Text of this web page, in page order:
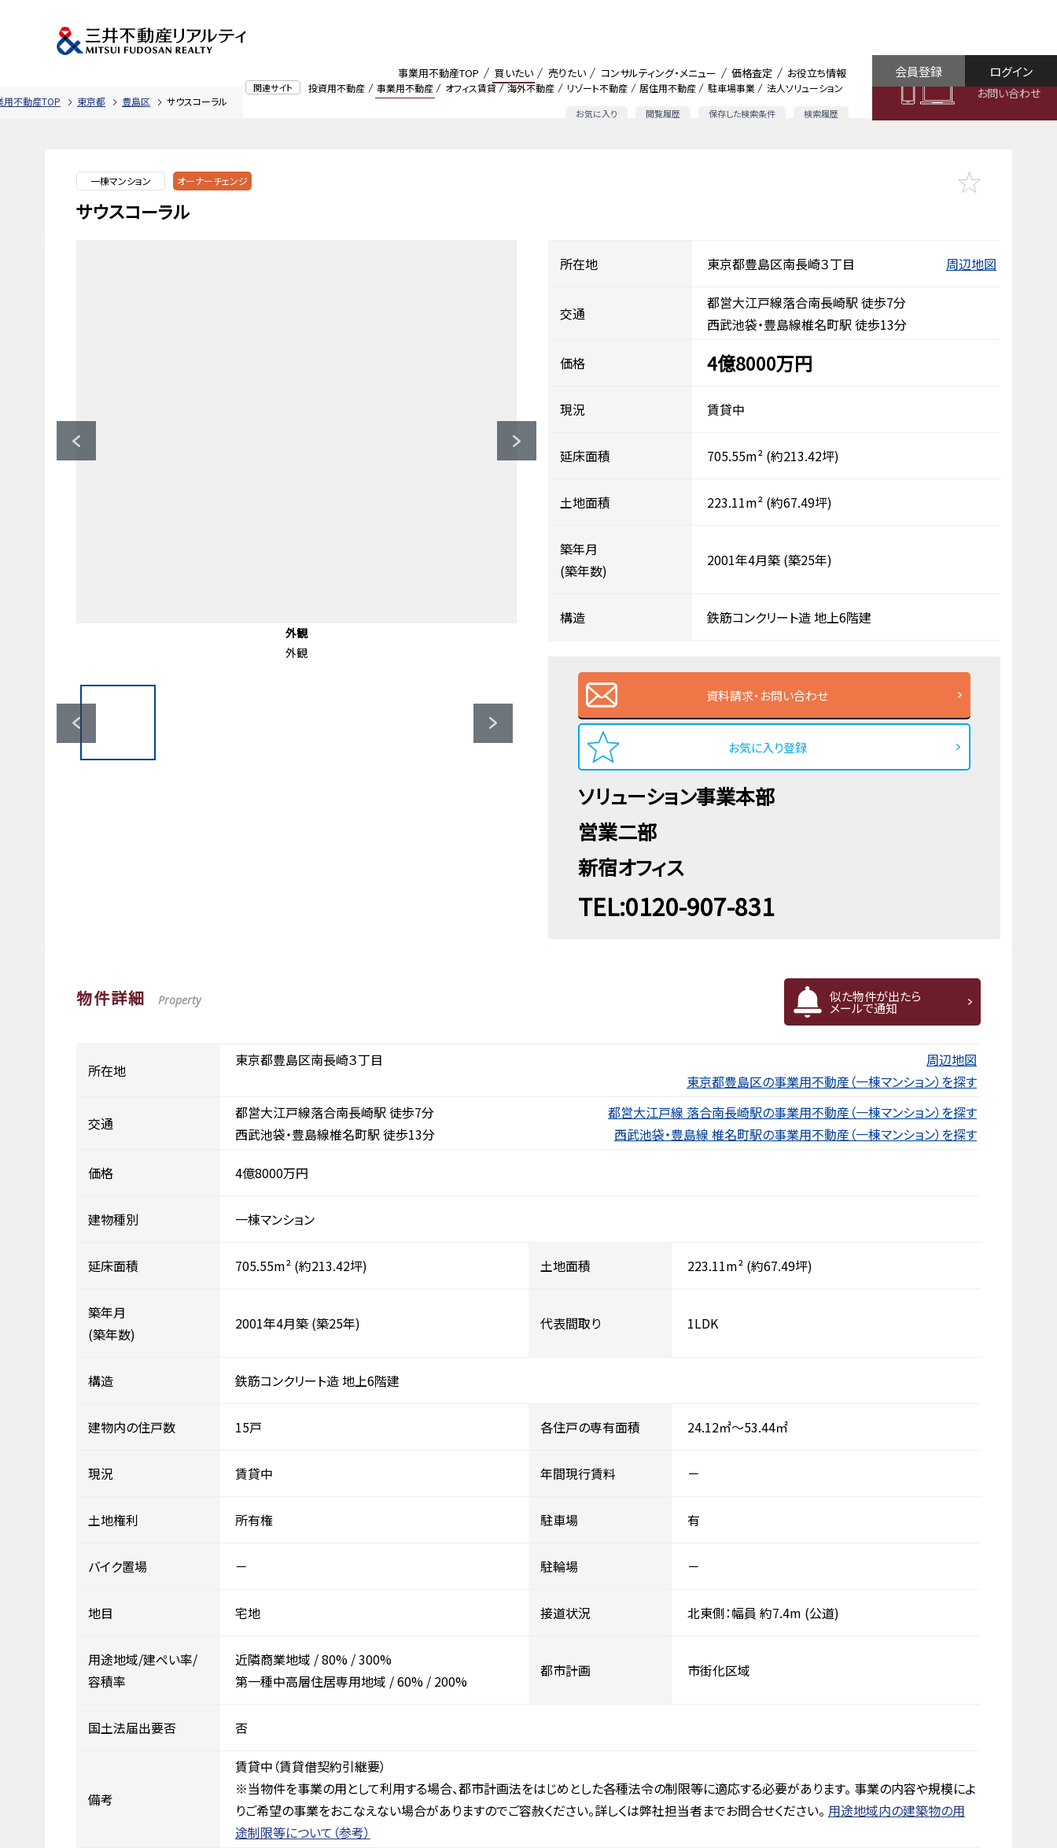
関連サイト 投資用不動産 事業用不動産 オフィス賃貸 海外不動産 リゾート不動産 居住用不動産 駐車場事業 法人ソリューション
お気に入り 閲覧履歴 保存した検索条件 検索履歴
事業用不動産TOP 買いたい 売りたい コンサルティング・メニュー 価格査定 お役立ち情報
お問い合わせ
ログイン
会員登録
用不動産TOP 東京都 豊島区 サウスコーラル
一棟マンション オーナーチェンジ
サウスコーラル
外観
外観
外観
外観
外観
外観
その他
駐輪場
駐車場
駐車場
前面道路含む外観
前面道路含む外観
所在地 東京都豊島区南長崎３丁目 周辺地図
交通
都営大江戸線落合南長崎駅 徒歩7分
西武池袋・豊島線椎名町駅 徒歩13分
価格 4億8000万円
現況 賃貸中
延床面積 705.55m² (約213.42坪)
土地面積 223.11m² (約67.49坪)
築年月
(築年数)
2001年4月築 (築25年)
構造 鉄筋コンクリート造地上6階建
資料請求・お問い合わせ
お気に入り登録
ソリューション事業本部
営業二部
新宿オフィス
TEL:0120-907-831
物件詳細 Property 似た物件が出たら
メールで通知
所在地
東京都豊島区南長崎３丁目
周辺地図
東京都豊島区の事業用不動産（一棟マンション）を探す
交通
都営大江戸線落合南長崎駅 徒歩7分
都営大江戸線 落合南長崎駅の事業用不動産（一棟マンション）を探す
西武池袋・豊島線椎名町駅 徒歩13分
西武池袋・豊島線 椎名町駅の事業用不動産（一棟マンション）を探す
価格 4億8000万円
建物種別 一棟マンション
延床面積 705.55m² (約213.42坪) 土地面積 223.11m² (約67.49坪)
築年月
(築年数)
2001年4月築 (築25年) 代表間取り 1LDK
構造 鉄筋コンクリート造地上6階建
建物内の住戸数 15戸 各住戸の専有面積 24.12㎡～53.44㎡
現況 賃貸中 年間現行賃料 －
土地権利 所有権 駐車場 有
バイク置場 － 駐輪場 －
地目 宅地 接道状況 北東側：幅員 約7.4m (公道)
用途地域/建ぺい率/
容積率
近隣商業地域 /80% /300%
第一種中高層住居専用地域 /60% / 200%
都市計画 市街化区域
国土法届出要否 否
備考
賃貸中（賃貸借契約引継要）
※当物件を事業の用として利用する場合、都市計画法をはじめとした各種法令の制限等に適応する必要があります。 事業の内容や規模によ
りご希望の事業をおこなえない場合がありますのでご容赦ください。詳しくは弊社担当者までお問合せください。 用途地域内の建築物の用
途制限等について（参考）